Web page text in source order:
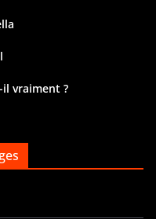
vraiment ?